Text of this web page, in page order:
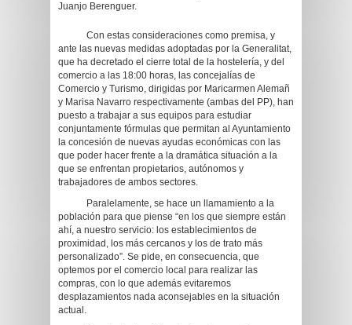
Juanjo Berenguer.
Con estas consideraciones como premisa, y
ante las nuevas medidas adoptadas por la Generalitat,
que ha decretado el cierre total de la hostelería, y del
comercio a las 18:00 horas, las concejalías de
Comercio y Turismo, dirigidas por Maricarmen Alemañ
y Marisa Navarro respectivamente (ambas del PP), han
puesto a trabajar a sus equipos para estudiar
conjuntamente fórmulas que permitan al Ayuntamiento
la concesión de nuevas ayudas económicas con las
que poder hacer frente a la dramática situación a la
que se enfrentan propietarios, autónomos y
trabajadores de ambos sectores.
Paralelamente, se hace un llamamiento a la
población para que piense “en los que siempre están
ahí, a nuestro servicio: los establecimientos de
proximidad, los más cercanos y los de trato más
personalizado”. Se pide, en consecuencia, que
optemos por el comercio local para realizar las
compras, con lo que además evitaremos
desplazamientos nada aconsejables en la situación
actual.